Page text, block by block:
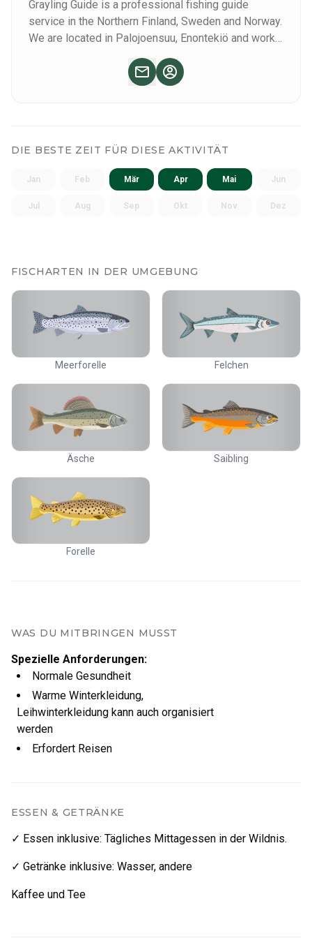
für Sie da ist. Alle Ausflüge sind private Ausflüge und die
Gruppengröße beträgt 2 Personen. Für eine größere Gruppe
können Sie ein spezielles Angebot anfordern. Es ist auch
möglich, Wünsche für das Tagesprogramm zu äußern, da
dieser Ausflug auf Sie zugeschnitten werden kann.
Grayling Guide is a professional fishing guide
service in the Northern Finland, Sweden and Norway.
We are located in Palojoensuu, Enontekiö and work
in vast area in Lapland.
DIE BESTE ZEIT FÜR DIESE AKTIVITÄT
Jan Feb Mär Apr Mai Jun
Jul Aug Sep Okt Nov Dez
FISCHARTEN IN DER UMGEBUNG
Meerforelle Felchen
Äsche Saibling
Forelle
WAS DU MITBRINGEN MUSST
Spezielle Anforderungen:
Normale Gesundheit
Warme Winterkleidung,
Leihwinterkleidung kann auch organisiert
werden
Erfordert Reisen
ESSEN & GETRÄNKE
✓ Essen inklusive: Tägliches Mittagessen in der Wildnis.
✓ Getränke inklusive: Wasser, andere
Kaffee und Tee